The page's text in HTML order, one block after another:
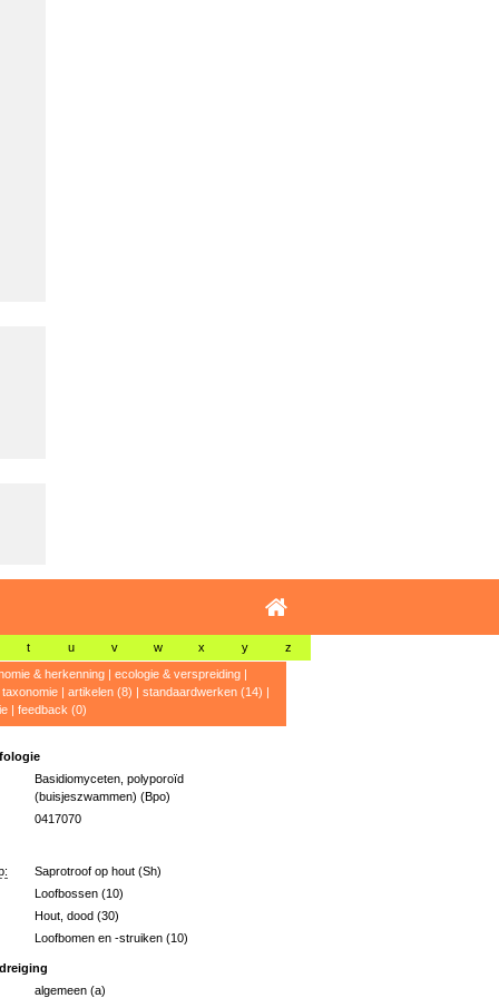
t u v w x y z
& herkenning| ecologie & verspreiding|
taxonomie| artikelen (8) | standaardwerken (14) |
| feedback (0)
Basidiomyceten, polyporoïd
(buisjeszwammen) (Bpo)
0417070
Saprotroof op hout (Sh)
Loofbossen (10)
Hout, dood (30)
Loofbomen en -struiken (10)
algemeen (a)